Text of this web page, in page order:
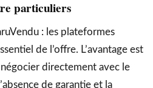
particuliers
: les plateformes
de l’offre. L’avantage est
directement avec le
de garantie et la